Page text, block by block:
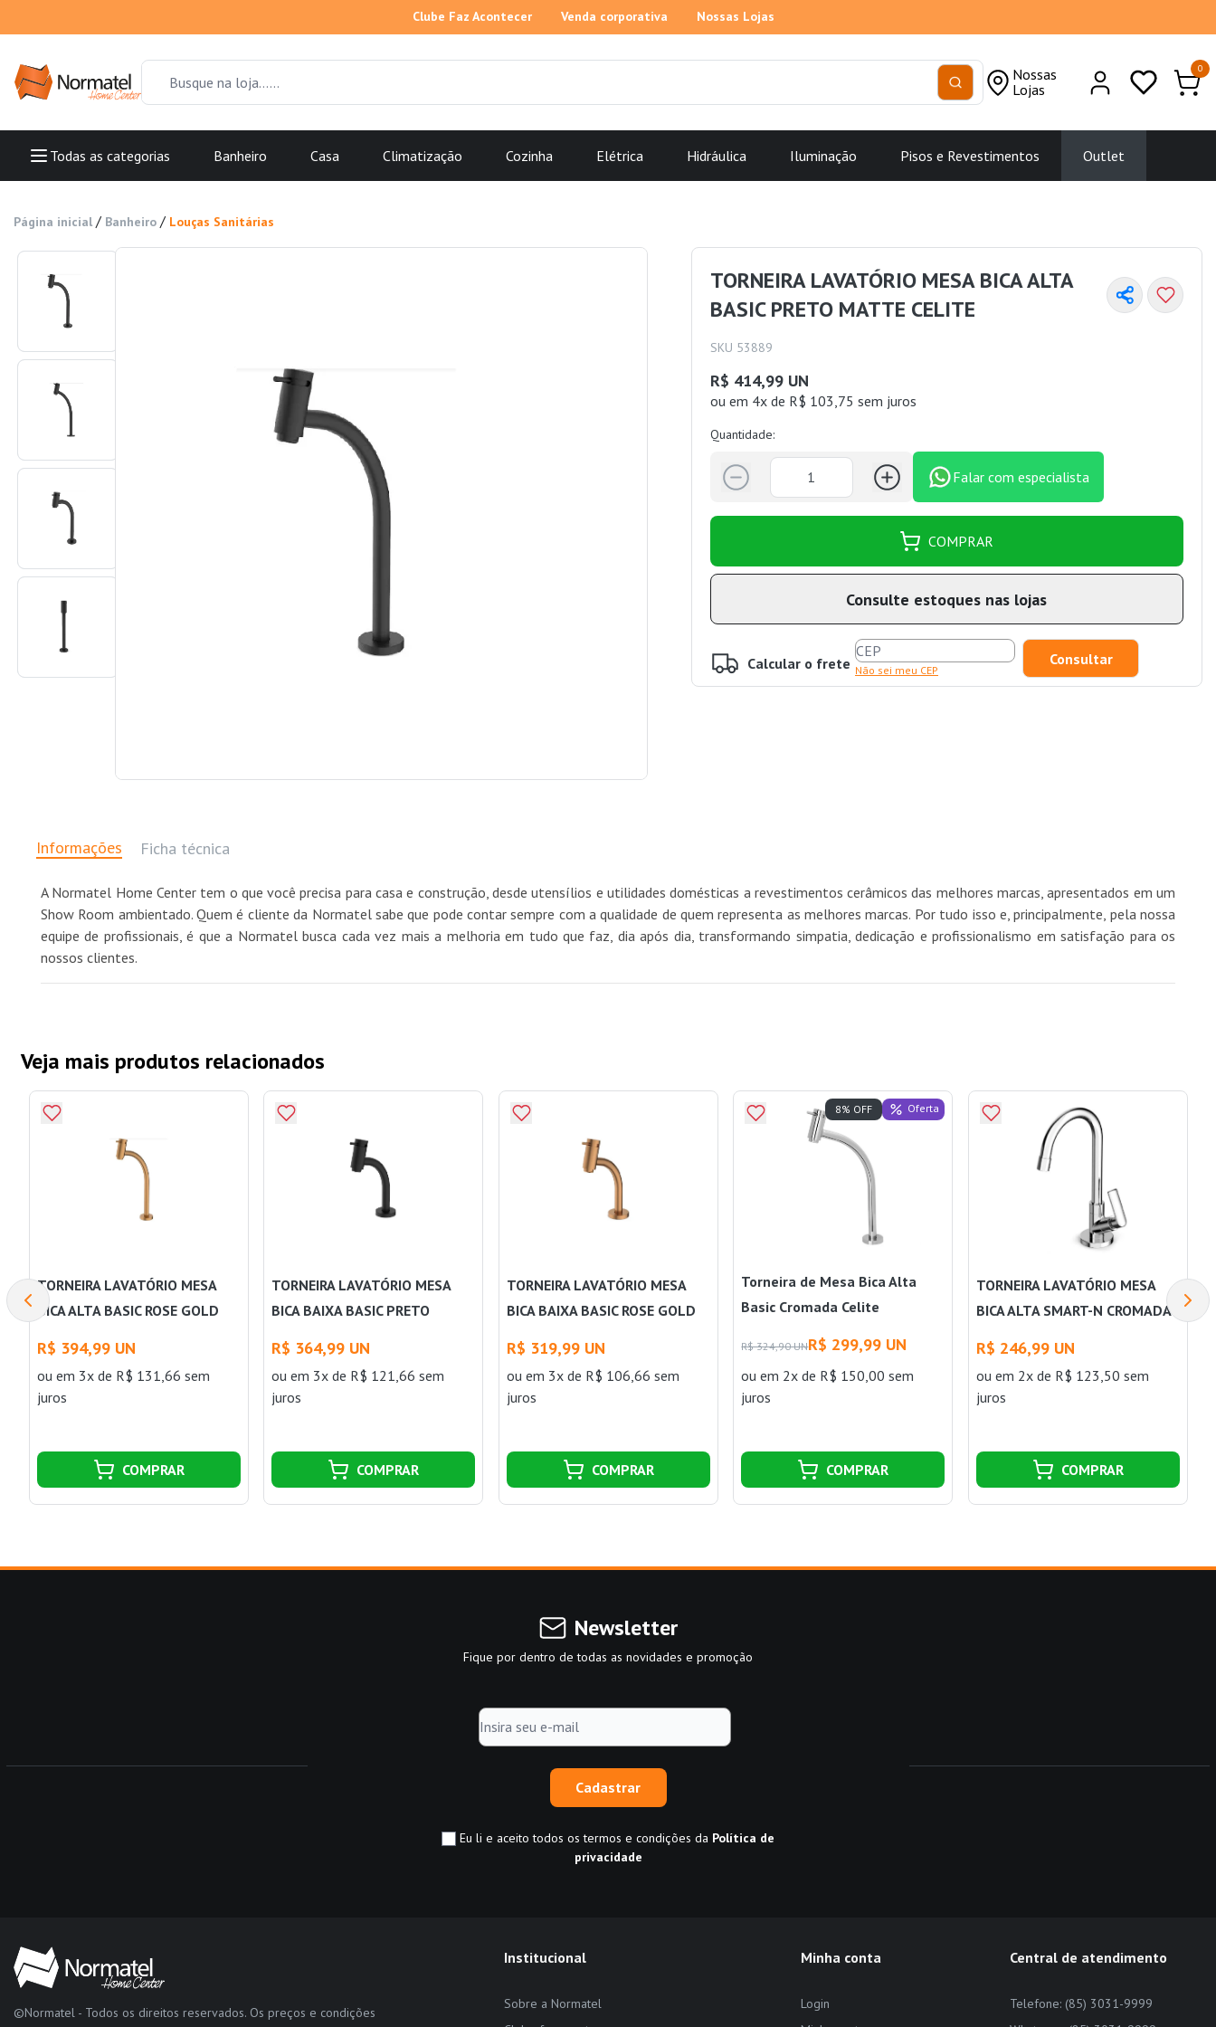
Clube Faz Acontecer Venda corporativa Nossas Lojas
Nossas
Lojas
0
Todas as categorias Banheiro Casa Climatização Cozinha Elétrica Hidráulica Iluminação Pisos e Revestimentos Outlet
Página inicial / Banheiro / Louças Sanitárias
TORNEIRA LAVATÓRIO MESA BICA ALTA
BASIC PRETO MATTE CELITE
SKU 53889
R$ 414,99 UN
ou em 4x de R$ 103,75 sem juros
Quantidade:
Falar com especialista
COMPRAR
Consulte estoques nas lojas
Calcular o frete Não sei meu CEP
Informações Ficha técnica
A Normatel Home Center tem o que você precisa para casa e construção, desde utensílios e utilidades domésticas a revestimentos cerâmicos das melhores marcas, apresentados em um
Show Room ambientado. Quem é cliente da Normatel sabe que pode contar sempre com a qualidade de quem representa as melhores marcas. Por tudo isso e, principalmente, pela nossa
equipe de profissionais, é que a Normatel busca cada vez mais a melhoria em tudo que faz, dia após dia, transformando simpatia, dedicação e profissionalismo em satisfação para os
nossos clientes.
Veja mais produtos relacionados
TORNEIRA LAVATÓRIO MESA
BICA ALTA BASIC ROSE GOLD
R$ 394,99 UN
ou em 3x de R$ 131,66 sem
juros
COMPRAR
TORNEIRA LAVATÓRIO MESA
BICA BAIXA BASIC PRETO
R$ 364,99 UN
ouem 3x de R$ 121,66 sem
juros
COMPRAR
TORNEIRA LAVATÓRIO MESA
BICA BAIXA BASIC ROSE GOLD
R$ 319,99 UN
ou em 3x de R$ 106,66 sem
juros
COMPRAR
Torneira de Mesa Bica Alta
Basic Cromada Celite
R$ 324,90 UNR$ 299,99 UN
ouem 2x de R$ 150,00 sem
juros
8% OFF Oferta
COMPRAR
TORNEIRA LAVATÓRIO MESA
BICA ALTA SMART-N CROMADA
R$ 246,99 UN
ou em 2x de R$ 123,50 sem
juros
COMPRAR
Newsletter
Fique por dentro de todas as novidades e promoção
Cadastrar
Eu li e aceito todos os termos e condições da Política de
privacidade
©Normatel - Todos os direitos reservados. Os preços e condições
Institucional
Sobre a Normatel
Minha conta
Login
Central de atendimento
Telefone: (85) 3031-9999